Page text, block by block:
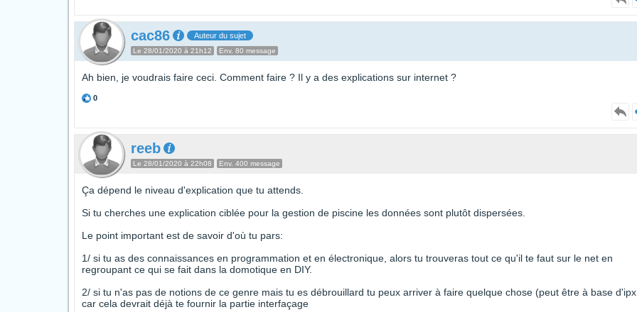
cac86 Auteur du sujet
Le 28/01/2020 à 21h12 Env. 80 message
Ah bien, je voudrais faire ceci. Comment faire ? Il y a des explications sur internet ?
0
reeb
Le 28/01/2020 à 22h08 Env. 400 message
Ça dépend le niveau d'explication que tu attends.
Si tu cherches une explication ciblée pour la gestion de piscine les données sont plutôt dispersées.
Le point important est de savoir d'où tu pars:
1/ si tu as des connaissances en programmation et en électronique, alors tu trouveras tout ce qu'il te faut sur le net en
regroupant ce qui se fait dans la domotique en DIY.
2/ si tu n'as pas de notions de ce genre mais tu es débrouillard tu peux arriver à faire quelque chose (peut être à base d'ipx
car cela devrait déjà te fournir la partie interfaçage